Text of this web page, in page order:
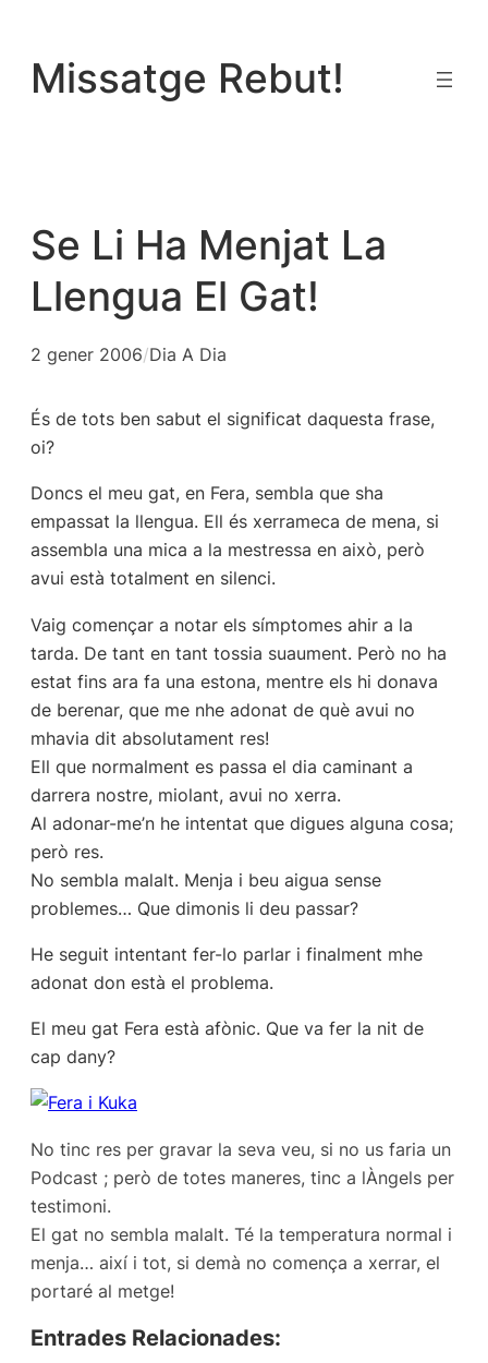
contingut
Missatge Rebut!
Se Li Ha Menjat La
Llengua El Gat!
2 gener 2006/Dia A Dia
És de tots ben sabut el significat daquesta frase,
oi?
Doncs el meu gat, en Fera, sembla que sha
empassat la llengua. Ell és xerrameca de mena, si
assembla una mica a la mestressa en això, però
avui està totalment en silenci.
Vaig començar a notar els símptomes ahir a la
tarda. De tant en tant tossia suaument. Però no ha
estat fins ara fa una estona, mentre els hi donava
de berenar, que me nhe adonat de què avui no
mhavia dit absolutament res!
Ell que normalment es passa el dia caminant a
darrera nostre, miolant, avui no xerra.
Al adonar-me’n he intentat que digues alguna cosa;
però res.
No sembla malalt. Menja i beu aigua sense
problemes… Que dimonis li deu passar?
He seguit intentant fer-lo parlar i finalment mhe
adonat don està el problema.
El meu gat Fera està afònic. Que va fer la nit de
cap dany?
No tinc res per gravar la seva veu, si no us faria un
Podcast ; però de totes maneres, tinc a lÀngels per
testimoni.
El gat no sembla malalt. Té la temperatura normal i
menja… així i tot, si demà no comença a xerrar, el
portaré al metge!
Entrades Relacionades: